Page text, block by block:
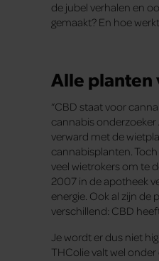
de jubel verhalen en
gemaakt? En hoe
Alle planten
“CBD staat voor
cannabis
verward met de
cannabisplanten.
veel wietrokers om te
2007 in de apotheek
energie. Ook al zijn
verschillend: CBD
Je wordt er dus niet
THColie valt wel